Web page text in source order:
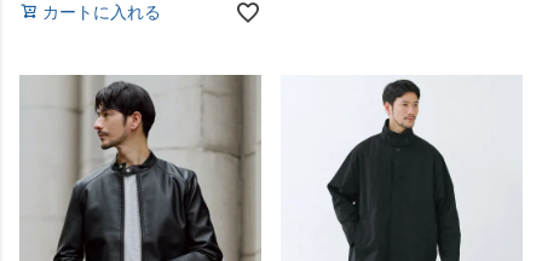
カートに入れる